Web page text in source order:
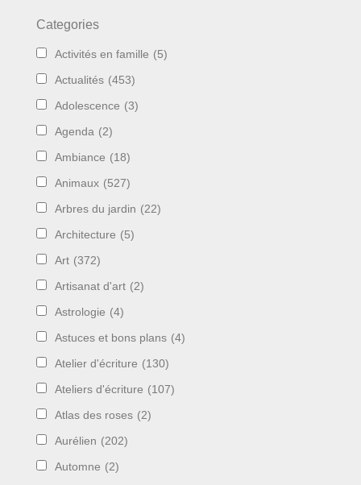
Categories
Activités en famille (5)
Actualités (453)
Adolescence (3)
Agenda (2)
Ambiance (18)
Animaux (527)
Arbres du jardin (22)
Architecture (5)
Art (372)
Artisanat d'art (2)
Astrologie (4)
Astuces et bons plans (4)
Atelier d'écriture (130)
Ateliers d'écriture (107)
Atlas des roses (2)
Aurélien (202)
Automne (2)